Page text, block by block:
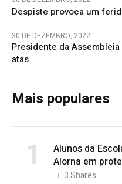
Despiste provoca um
30 DE DEZEMBRO, 2022
Presidente da
atas
Mais populares
1
Alunos da
Alorna em
3Shares